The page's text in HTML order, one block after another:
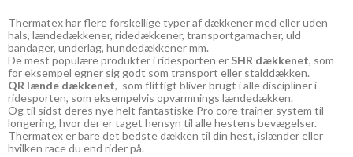
Thermatex har flere forskellige typer af dækkener med eller uden
hals, lændedækkener, ridedækkener, transportgamacher, uld
bandager, underlag, hundedækkener mm.
De mest populære produkter i ridesporten er SHR dækkenet, som
for eksempel egner sig godt som transport eller stalddækken.
QR lænde dækkenet, som flittigt bliver brugt i alle discipliner i
ridesporten, som eksempelvis opvarmnings lændedækken.
Og til sidst deres nye helt fantastiske Pro core trainer system til
longering, hvor der er taget hensyn til alle hestens bevægelser.
Thermatex er bare det bedste dækken til din hest, islænder eller
hvilken race du end rider på.